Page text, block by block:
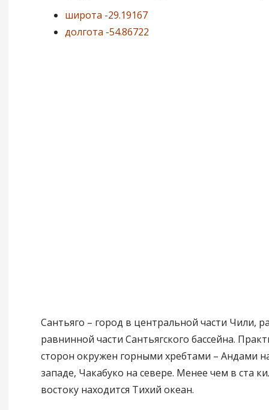
широта -29.19167
долгота -54.86722
Сантьяго – город в центральной части Чили,
равнинной части Сантьягского бассейна.
сторон окружен горными хребтами – Андами
западе, Чакабуко на севере. Менее чем в ста
востоку находится Тихий океан.